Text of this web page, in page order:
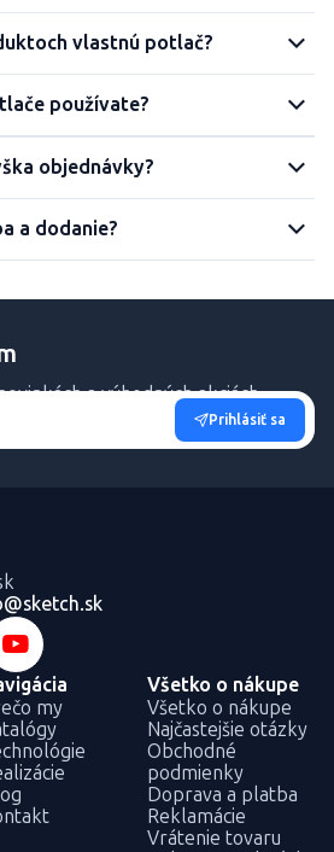
vlastnú potlač?
používate?
objednávky?
a dodanie?
a výhodných akciách.
Prihlásiť sa
my
Všetko o nákupe
Všetko o nákupe
Najčastejšie otázky
Obchodné
podmienky
Doprava a platba
Reklamácie
Vrátenie tovaru